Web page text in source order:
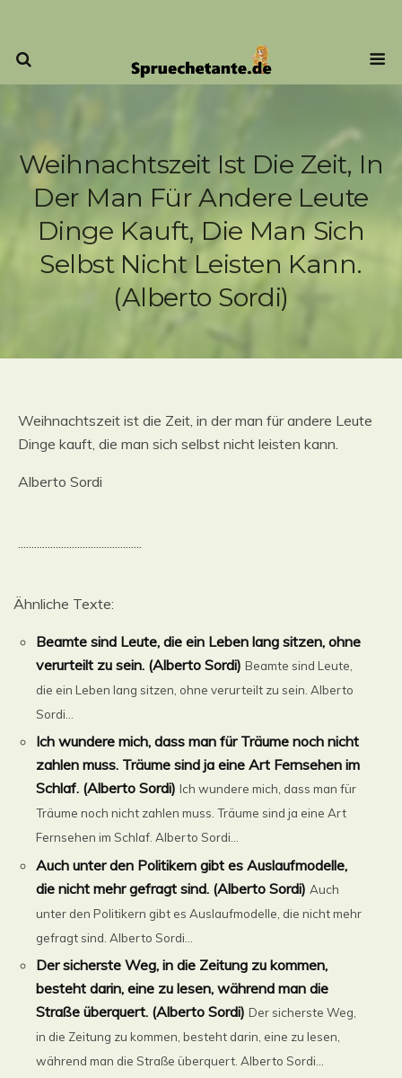
Weihnachtszeit Ist Die Zeit, In
Der Man Für Andere Leute
Dinge Kauft, Die Man Sich
Selbst Nicht Leisten Kann.
(Alberto Sordi)
Weihnachtszeit ist die Zeit, in der man für andere Leute
Dinge kauft, die man sich selbst nicht leisten kann.
Alberto Sordi
..............................................
Ähnliche Texte:
Beamte sind Leute, die ein Leben lang sitzen, ohne
verurteilt zu sein. (Alberto Sordi) Beamte sind Leute,
die ein Leben lang sitzen, ohne verurteilt zu sein. Alberto
Sordi...
Ich wundere mich, dass man für Träume noch nicht
zahlen muss. Träume sind ja eine Art Fernsehen im
Schlaf. (Alberto Sordi) Ich wundere mich, dass man für
Träume noch nicht zahlen muss. Träume sind ja eine Art
Fernsehen im Schlaf. Alberto Sordi...
Auch unter den Politikern gibt es Auslaufmodelle,
die nicht mehr gefragt sind. (Alberto Sordi) Auch
unter den Politikern gibt es Auslaufmodelle, die nicht mehr
gefragt sind. Alberto Sordi...
Der sicherste Weg, in die Zeitung zu kommen,
besteht darin, eine zu lesen, während man die
Straße überquert. (Alberto Sordi) Der sicherste Weg,
in die Zeitung zu kommen, besteht darin, eine zu lesen,
während man die Straße überquert. Alberto Sordi...